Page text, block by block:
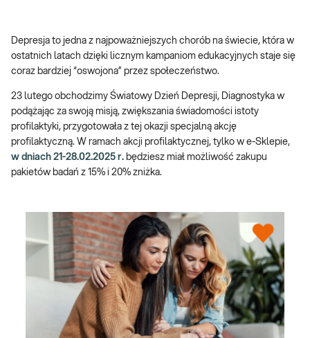
Depresja to jedna z najpoważniejszych chorób na świecie, która w
ostatnich latach dzięki licznym kampaniom edukacyjnych staje się
coraz bardziej “oswojona” przez społeczeństwo.
23 lutego obchodzimy Światowy Dzień Depresji, Diagnostyka w
podążając za swoją misją, zwiększania świadomości istoty
profilaktyki, przygotowała z tej okazji specjalną akcję
profilaktyczną. W ramach akcji profilaktycznej, tylko w e-Sklepie,
w dniach 21-28.02.2025 r. będziesz miał możliwość zakupu
pakietów badań z 15% i 20% zniżka.